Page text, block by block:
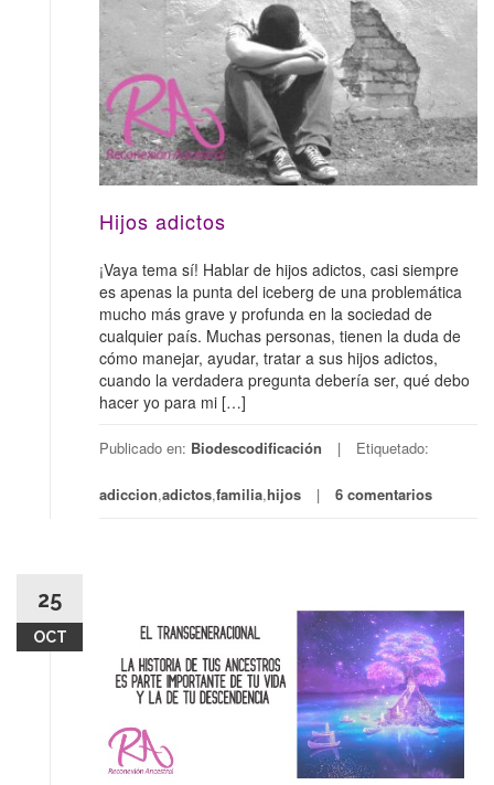
Hijos adictos
¡Vaya tema sí! Hablar de hijos adictos, casi siempre
es apenas la punta del iceberg de una problemática
mucho más grave y profunda en la sociedad de
cualquier país. Muchas personas, tienen la duda de
cómo manejar, ayudar, tratar a sus hijos adictos,
cuando la verdadera pregunta debería ser, qué debo
hacer yo para mi […]
Publicado en: Biodescodificación Etiquetado:
adiccion,adictos,familia,hijos 6 comentarios
25
OCT